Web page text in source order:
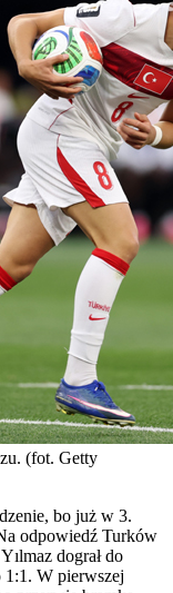
(fot. Getty
bo już w 3.
odpowiedź Turków
dograł do
1:1. W pierwszej